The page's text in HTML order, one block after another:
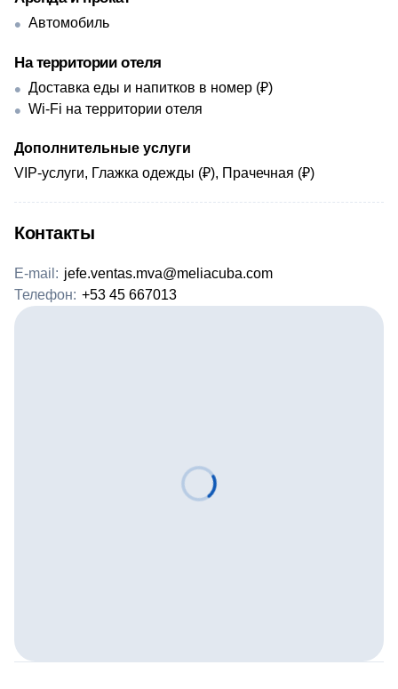
Автомобиль
На территории отеля
Доставка еды и напитков в номер (₽)
Wi-Fi на территории отеля
Дополнительные услуги
VIP-услуги, Глажка одежды (₽), Прачечная (₽)
Контакты
E-mail: jefe.ventas.mva@meliacuba.com
Телефон: +53 45 667013